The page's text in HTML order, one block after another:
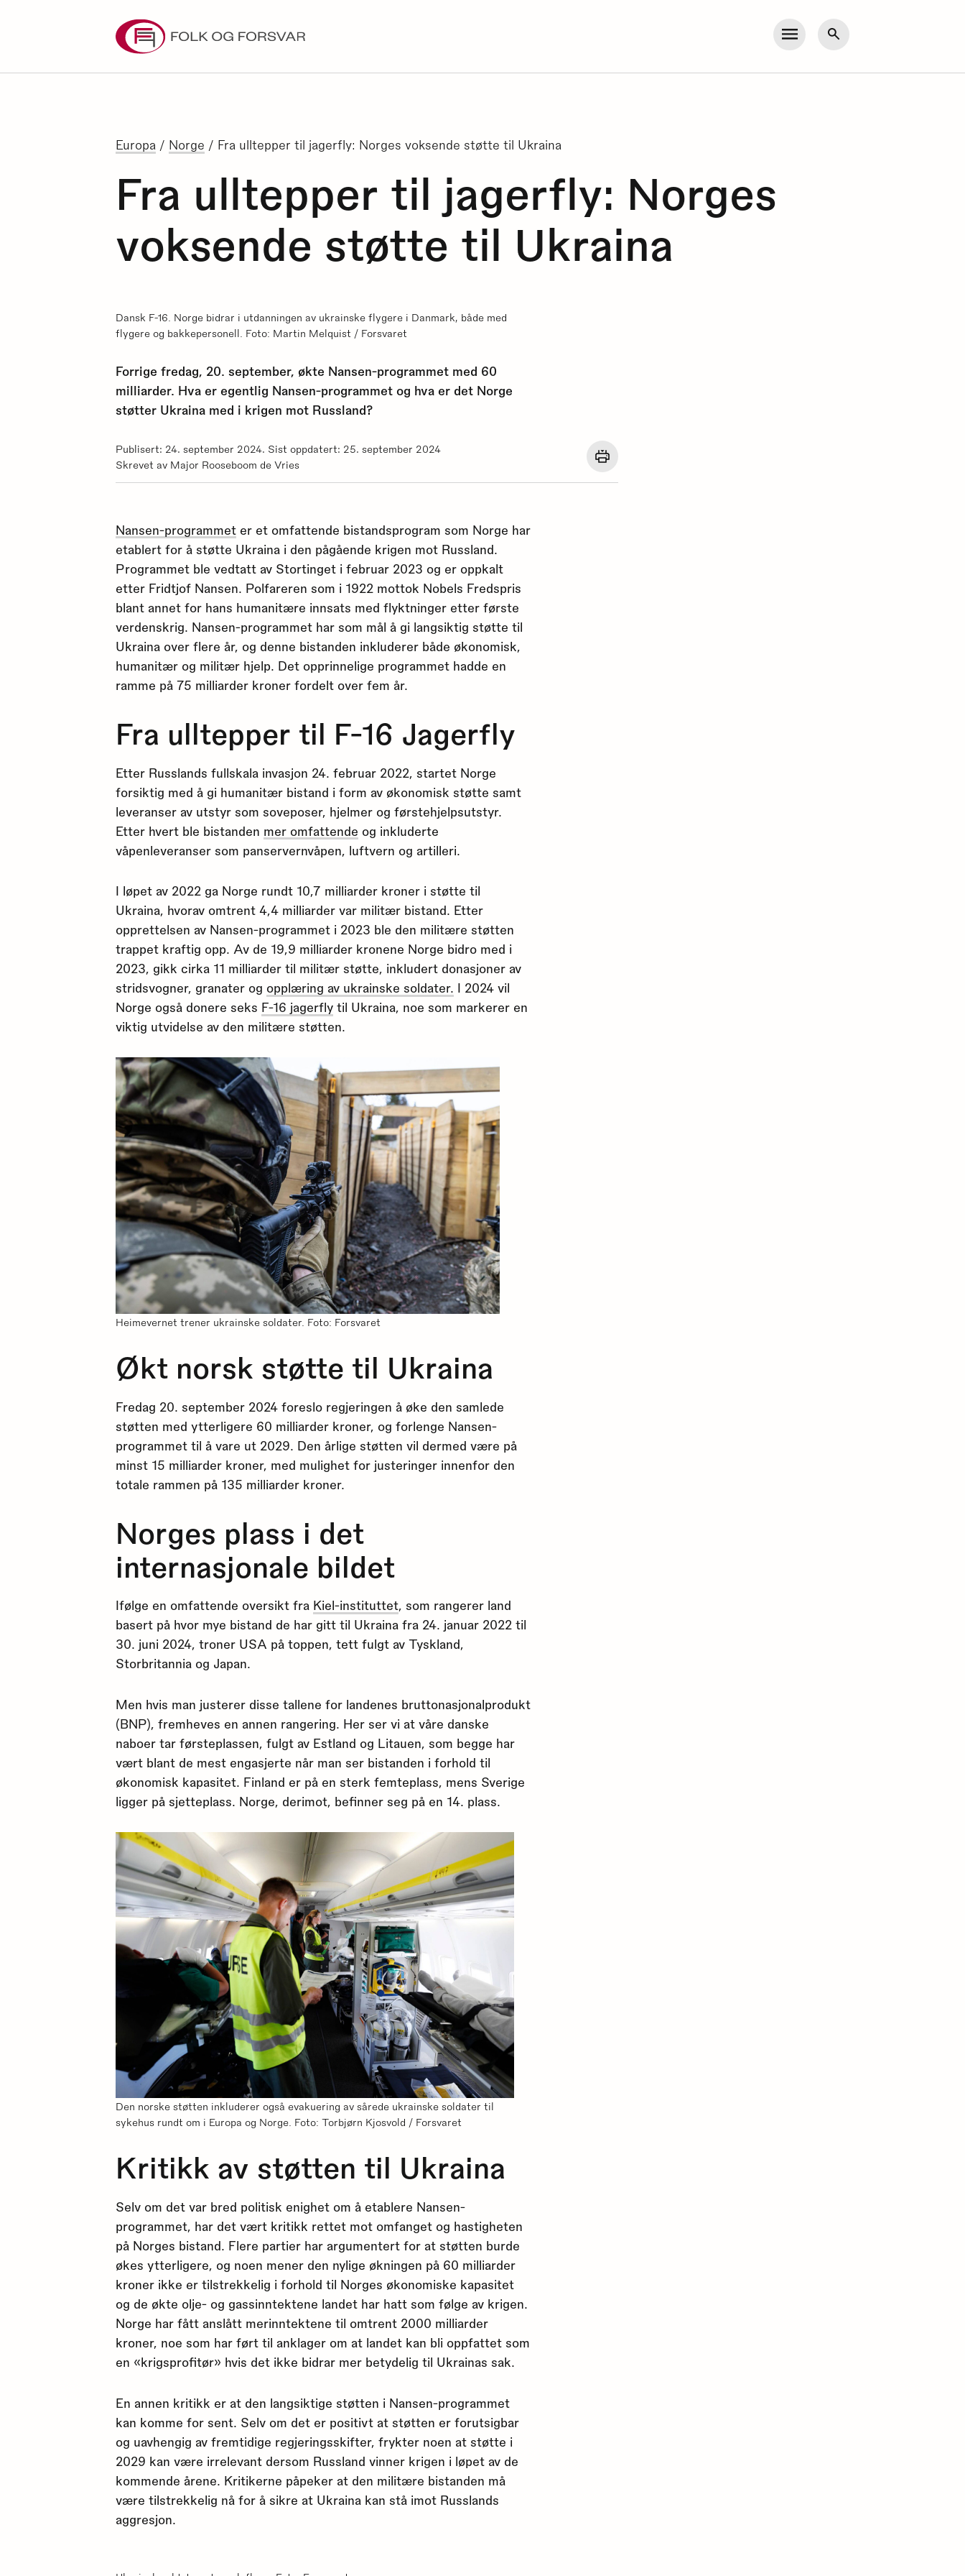
Meny Søk
Europa / Norge / Fra ulltepper til jagerfly: Norges voksende støtte til Ukraina
Fra ulltepper til jagerfly: Norges
voksende støtte til Ukraina
Dansk F-16. Norge bidrar i utdanningen av ukrainske flygere i Danmark, både med
flygere og bakkepersonell. Foto: Martin Melquist / Forsvaret
Forrige fredag, 20. september, økte Nansen-programmet med 60
milliarder. Hva er egentlig Nansen-programmet og hva er det Norge
støtter Ukraina med i krigen mot Russland?
Publisert: 24. september 2024. Sist oppdatert: 25. september 2024
Skrevet av Major Rooseboom de Vries
Åpne
en
dialogboks
Nansen-programmet er et omfattende bistandsprogram som Norge har
etablert for å støtte Ukraina i den pågående krigen mot Russland.
Programmet ble vedtatt av Stortinget i februar 2023 og er oppkalt
etter Fridtjof Nansen. Polfareren som i 1922 mottok Nobels Fredspris
blant annet for hans humanitære innsats med flyktninger etter første
verdenskrig. Nansen-programmet har som mål å gi langsiktig støtte til
Ukraina over flere år, og denne bistanden inkluderer både økonomisk,
humanitær og militær hjelp. Det opprinnelige programmet hadde en
ramme på 75 milliarder kroner fordelt over fem år.
Fra ulltepper til F-16 Jagerfly
Etter Russlands fullskala invasjon 24. februar 2022, startet Norge
forsiktig med å gi humanitær bistand i form av økonomisk støtte samt
leveranser av utstyr som soveposer, hjelmer og førstehjelpsutstyr.
Etter hvert ble bistanden mer omfattende og inkluderte
våpenleveranser som panservernvåpen, luftvern og artilleri.
I løpet av 2022 ga Norge rundt 10,7 milliarder kroner i støtte til
Ukraina, hvorav omtrent 4,4 milliarder var militær bistand. Etter
opprettelsen av Nansen-programmet i 2023 ble den militære støtten
trappet kraftig opp. Av de 19,9 milliarder kronene Norge bidro med i
2023, gikk cirka 11 milliarder til militær støtte, inkludert donasjoner av
stridsvogner, granater og opplæring av ukrainske soldater. I 2024 vil
Norge også donere seks F-16 jagerfly til Ukraina, noe som markerer en
viktig utvidelse av den militære støtten.
Heimevernet trener ukrainske soldater. Foto: Forsvaret
Økt norsk støtte til Ukraina
Fredag 20. september 2024 foreslo regjeringen å øke den samlede
støtten med ytterligere 60 milliarder kroner, og forlenge Nansen-
programmet til å vare ut 2029. Den årlige støtten vil dermed være på
minst 15 milliarder kroner, med mulighet for justeringer innenfor den
totale rammen på 135 milliarder kroner.
Norges plass i det
internasjonale bildet
Ifølge en omfattende oversikt fra Kiel-instituttet, som rangerer land
basert på hvor mye bistand de har gitt til Ukraina fra 24. januar 2022 til
30. juni 2024, troner USA på toppen, tett fulgt av Tyskland,
Storbritannia og Japan.
Men hvis man justerer disse tallene for landenes bruttonasjonalprodukt
(BNP), fremheves en annen rangering. Her ser vi at våre danske
naboer tar førsteplassen, fulgt av Estland og Litauen, som begge har
vært blant de mest engasjerte når man ser bistanden i forhold til
økonomisk kapasitet. Finland er på en sterk femteplass, mens Sverige
ligger på sjetteplass. Norge, derimot, befinner seg på en 14. plass.
Den norske støtten inkluderer også evakuering av sårede ukrainske soldater til
sykehus rundt om i Europa og Norge. Foto: Torbjørn Kjosvold / Forsvaret
Kritikk av støtten til Ukraina
Selv om det var bred politisk enighet om å etablere Nansen-
programmet, har det vært kritikk rettet mot omfanget og hastigheten
på Norges bistand. Flere partier har argumentert for at støtten burde
økes ytterligere, og noen mener den nylige økningen på 60 milliarder
kroner ikke er tilstrekkelig i forhold til Norges økonomiske kapasitet
og de økte olje- og gassinntektene landet har hatt som følge av krigen.
Norge har fått anslått merinntektene til omtrent 2000 milliarder
kroner, noe som har ført til anklager om at landet kan bli oppfattet som
en «krigsprofitør» hvis det ikke bidrar mer betydelig til Ukrainas sak.
En annen kritikk er at den langsiktige støtten i Nansen-programmet
kan komme for sent. Selv om det er positivt at støtten er forutsigbar
og uavhengig av fremtidige regjeringsskifter, frykter noen at støtte i
2029 kan være irrelevant dersom Russland vinner krigen i løpet av de
kommende årene. Kritikerne påpeker at den militære bistanden må
være tilstrekkelig nå for å sikre at Ukraina kan stå imot Russlands
aggresjon.